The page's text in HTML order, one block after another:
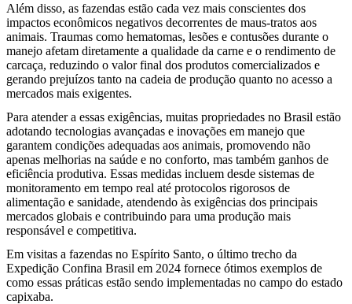
Além disso, as fazendas estão cada vez mais conscientes dos
impactos econômicos negativos decorrentes de maus-tratos aos
animais. Traumas como hematomas, lesões e contusões durante o
manejo afetam diretamente a qualidade da carne e o rendimento de
carcaça, reduzindo o valor final dos produtos comercializados e
gerando prejuízos tanto na cadeia de produção quanto no acesso a
mercados mais exigentes.
Para atender a essas exigências, muitas propriedades no Brasil estão
adotando tecnologias avançadas e inovações em manejo que
garantem condições adequadas aos animais, promovendo não
apenas melhorias na saúde e no conforto, mas também ganhos de
eficiência produtiva. Essas medidas incluem desde sistemas de
monitoramento em tempo real até protocolos rigorosos de
alimentação e sanidade, atendendo às exigências dos principais
mercados globais e contribuindo para uma produção mais
responsável e competitiva.
Em visitas a fazendas no Espírito Santo, o último trecho da
Expedição Confina Brasil em 2024 fornece ótimos exemplos de
como essas práticas estão sendo implementadas no campo do estado
capixaba.